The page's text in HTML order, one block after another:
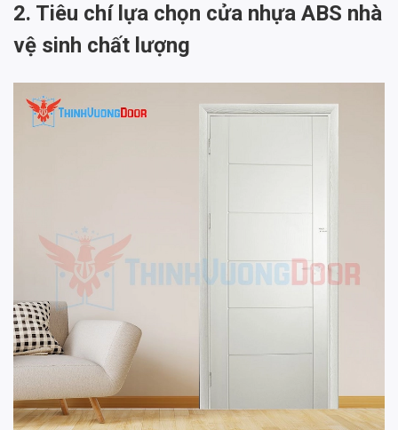
2. Tiêu chí lựa chọn cửa nhựa ABS nhà
vệ sinh chất lượng